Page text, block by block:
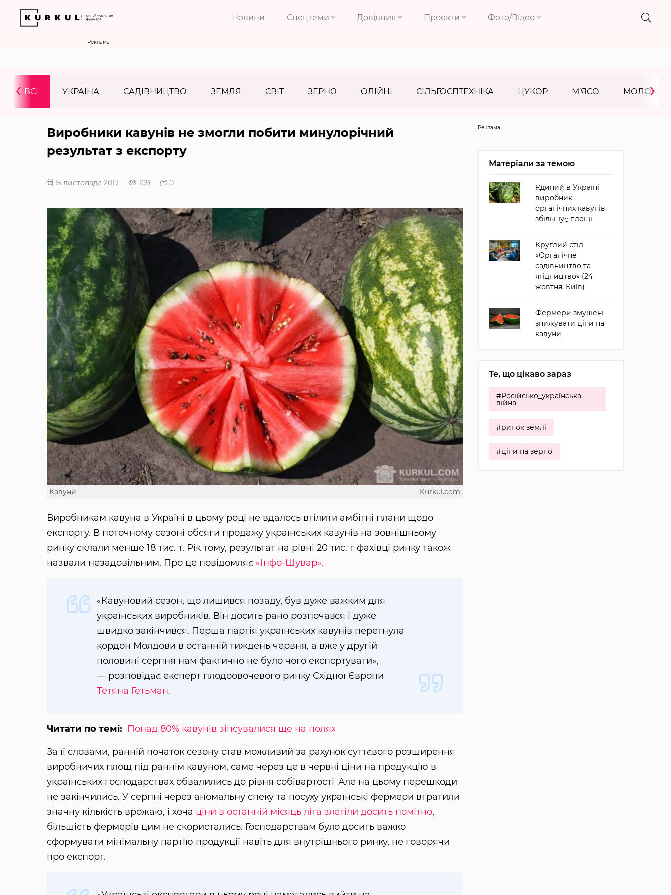
Новини Спецтеми Довідник Проекти Фото/Відео
Реклама
ВСІ УКРАЇНА САДІВНИЦТВО ЗЕМЛЯ СВІТ ЗЕРНО ОЛІЙНІ СІЛЬГОСПТЕХНІКА ЦУКОР М’ЯСО МОЛОКО
‹ ›
Виробники кавунів не змогли побити минулорічний
результат з експорту
15 листопада 2017 109 0
Kurkul.com
Кавуни
Виробникам кавуна в Україні в цьому році не вдалось втілити амбітні плани щодо
експорту. В поточному сезоні обсяги продажу українських кавунів на зовнішньому
ринку склали менше 18 тис. т. Рік тому, результат на рівні 20 тис. т фахівці ринку також
назвали незадовільним. Про це повідомляє «Інфо-Шувар».
«Кавуновий сезон, що лишився позаду, був дуже важким для
українських виробників. Він досить рано розпочався і дуже
швидко закінчився. Перша партія українських кавунів перетнула
кордон Молдови в останній тиждень червня, а вже у другій
половині серпня нам фактично не було чого експортувати»,
— розповідає експерт плодоовочевого ринку Східної Європи
Тетяна Гетьман.
Читати по темі: Понад 80% кавунів зіпсувалися ще на полях
За її словами, ранній початок сезону став можливий за рахунок суттєвого розширення
виробничих площ під раннім кавуном, саме через це в червні ціни на продукцію в
українських господарствах обвалились до рівня собівартості. Але на цьому перешкоди
не закінчились. У серпні через аномальну спеку та посуху українські фермери втратили
значну кількість врожаю, і хоча ціни в останній місяць літа злетіли досить помітно,
більшість фермерів цим не скористались. Господарствам було досить важко
сформувати мінімальну партію продукції навіть для внутрішнього ринку, не говорячи
про експорт.
Реклама
Матеріали за темою
Єдиний в Україні
виробник
органічних кавунів
збільшує площі
Круглий стіл
«Органічне
садівництво та
ягідництво» (24
жовтня, Київ)
Фермери змушені
знижувати ціни на
кавуни
Те, що цікаво зараз
#Російсько_українська
війна
#ринок землі
#ціни на зерно